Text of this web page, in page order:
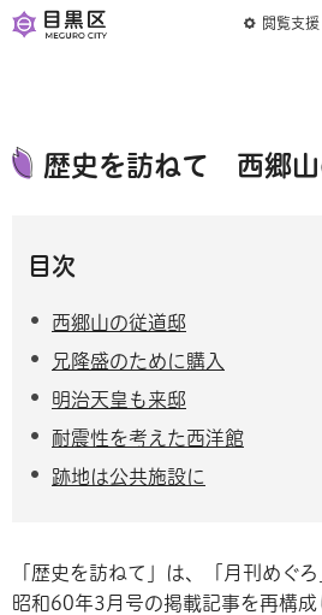
閲覧支援
歴史を訪ねて 西郷山
目次
西郷山の従道邸
兄隆盛のために購入
明治天皇も来邸
耐震性を考えた西洋館
跡地は公共施設に
「歴史を訪ねて」は、「月刊めぐ
昭和60年3月号の掲載記事を再構成